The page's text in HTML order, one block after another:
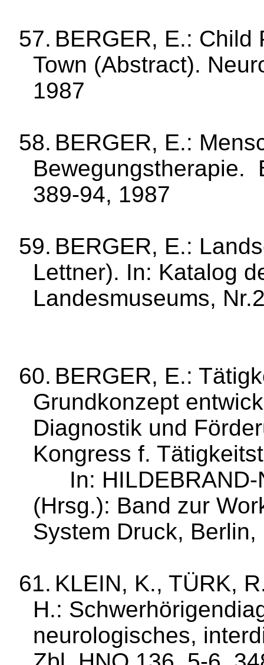
57. BERGER, E.: Child
Town (Ab­stract).
1987
58. BERGER, E.:
Bewegungstherapie.
389‑94, 1987
59. BERGER, E.:
Lettner). In: Katalog
Landesmuseums,
60. BERGER, E.:
Grundkonzept
Diagnostik und
Kongress f.
In:
(Hrsg.): Band zur
System Druck, Berlin,
61. KLEIN, K., TÜRK,
H.:
neurologisches,